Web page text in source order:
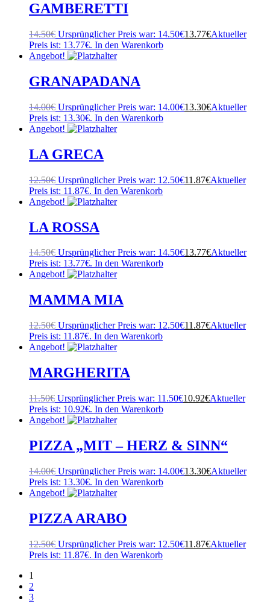
GAMBERETTI
14.50€ Ursprünglicher Preis war: 14.50€13.77€Aktueller
Preis ist: 13.77€. In den Warenkorb
Angebot!
GRANAPADANA
14.00€ Ursprünglicher Preis war: 14.00€13.30€Aktueller
Preis ist: 13.30€. In den Warenkorb
Angebot!
LA GRECA
12.50€ Ursprünglicher Preis war: 12.50€11.87€Aktueller
Preis ist: 11.87€. In den Warenkorb
Angebot!
LA ROSSA
14.50€ Ursprünglicher Preis war: 14.50€13.77€Aktueller
Preis ist: 13.77€. In den Warenkorb
Angebot!
MAMMA MIA
12.50€ Ursprünglicher Preis war: 12.50€11.87€Aktueller
Preis ist: 11.87€. In den Warenkorb
Angebot!
MARGHERITA
11.50€ Ursprünglicher Preis war: 11.50€10.92€Aktueller
Preis ist: 10.92€. In den Warenkorb
Angebot!
PIZZA „MIT – HERZ & SINN“
14.00€ Ursprünglicher Preis war: 14.00€13.30€Aktueller
Preis ist: 13.30€. In den Warenkorb
Angebot!
PIZZA ARABO
12.50€ Ursprünglicher Preis war: 12.50€11.87€Aktueller
Preis ist: 11.87€. In den Warenkorb
1
2
3